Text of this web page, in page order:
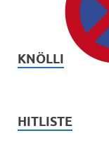
KNÖLLI
HITLISTE